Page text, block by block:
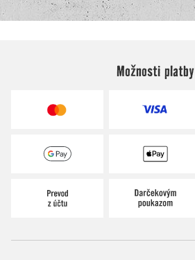
Možnosti platby